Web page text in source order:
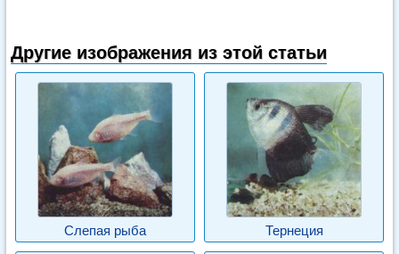
Другие изображения из этой статьи
Слепая рыба Тернеция